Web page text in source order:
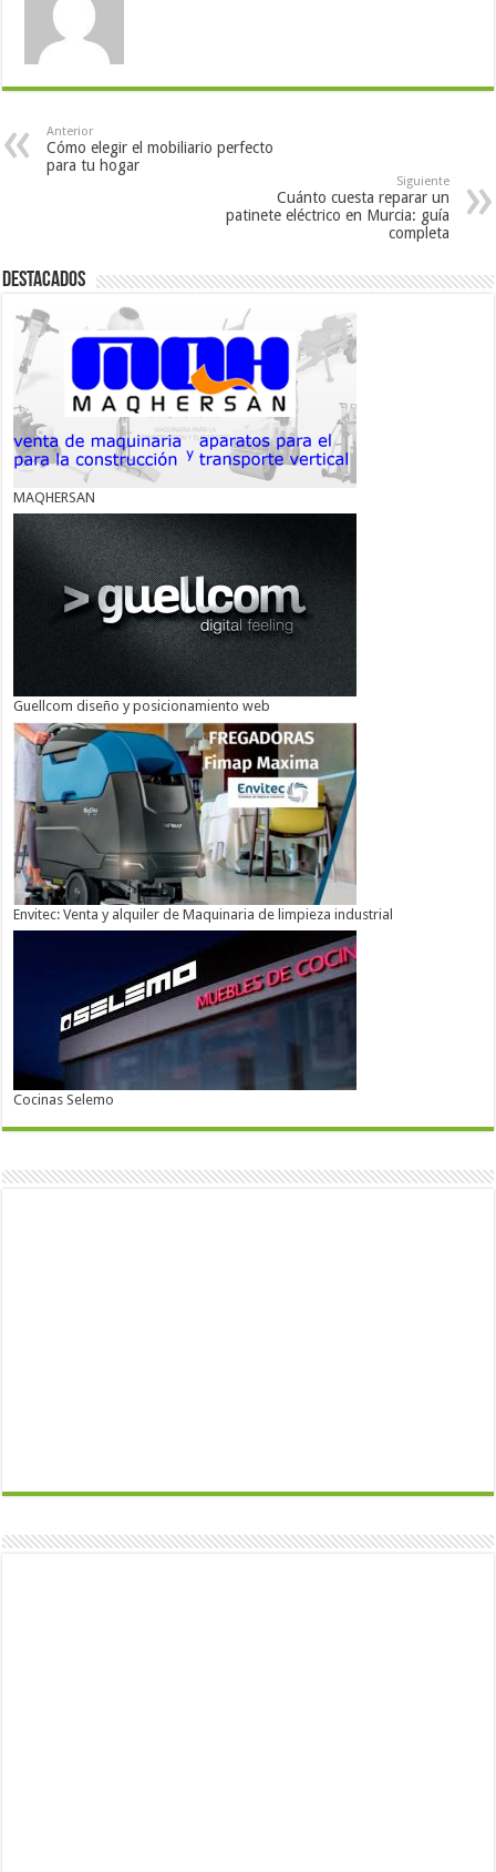
Anterior
Cómo elegir el mobiliario perfecto
para tu hogar
Siguiente
Cuánto cuesta reparar un
patinete eléctrico en Murcia: guía
completa
Destacados
MAQHERSAN
Guellcom diseño y posicionamiento web
Envitec: Venta y alquiler de Maquinaria de limpieza industrial
Cocinas Selemo